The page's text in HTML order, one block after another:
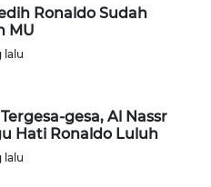
Ronaldo Sudah
MU
lalu
gesa, Al Nassr
Hati Ronaldo Luluh
lalu